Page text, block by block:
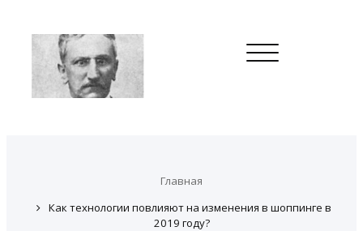
Toggle
navigation
Главная
Как технологии повлияют на изменения в шоппинге в
2019 году?